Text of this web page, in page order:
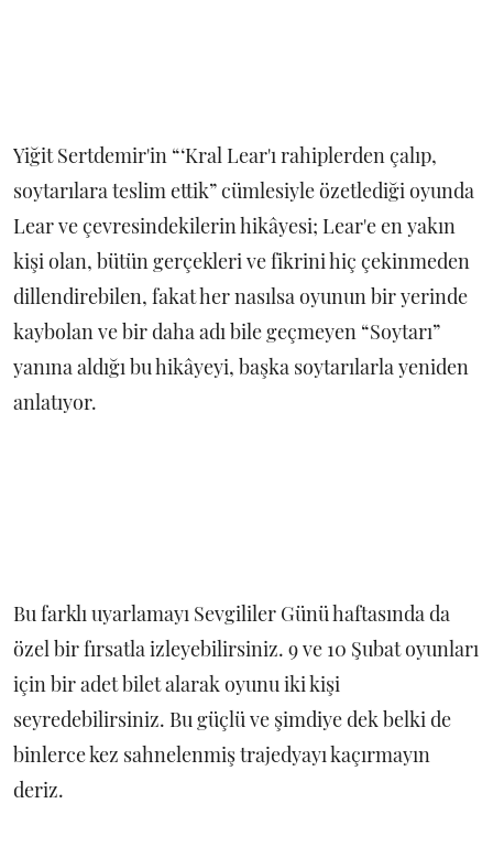
Yiğit Sertdemir'in “‘Kral Lear'ı rahiplerden çalıp,
soytarılara teslim ettik” cümlesiyle özetlediği oyunda
Lear ve çevresindekilerin hikâyesi; Lear'e en yakın
kişi olan, bütün gerçekleri ve fikrini hiç çekinmeden
dillendirebilen, fakat her nasılsa oyunun bir yerinde
kaybolan ve bir daha adı bile geçmeyen “Soytarı”
yanına aldığı bu hikâyeyi, başka soytarılarla yeniden
anlatıyor.
Bu farklı uyarlamayı Sevgililer Günü haftasında da
özel bir fırsatla izleyebilirsiniz. 9 ve 10 Şubat oyunları
için bir adet bilet alarak oyunu iki kişi
seyredebilirsiniz. Bu güçlü ve şimdiye dek belki de
binlerce kez sahnelenmiş trajedyayı kaçırmayın
deriz.